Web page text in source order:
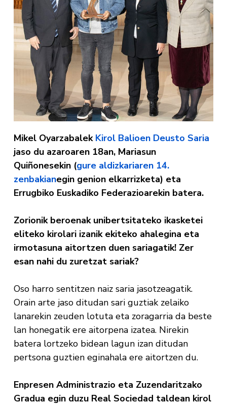
Mikel Oyarzabalek Kirol Balioen Deusto Saria
jaso du azaroaren 18an, Mariasun
Quiñonesekin (gure aldizkariaren 14.
zenbakianegin genion elkarrizketa) eta
Errugbiko Euskadiko Federazioarekin batera.
Zorionik beroenak unibertsitateko ikasketei
eliteko kirolari izanik ekiteko ahalegina eta
irmotasuna aitortzen duen sariagatik! Zer
esan nahi du zuretzat sariak?
Oso harro sentitzen naiz saria jasotzeagatik.
Orain arte jaso ditudan sari guztiak zelaiko
lanarekin zeuden lotuta eta zoragarria da beste
lan honegatik ere aitorpena izatea. Nirekin
batera lortzeko bidean lagun izan ditudan
pertsona guztien eginahala ere aitortzen du.
Enpresen Administrazio eta Zuzendaritzako
Gradua egin duzu Real Sociedad taldean kirol